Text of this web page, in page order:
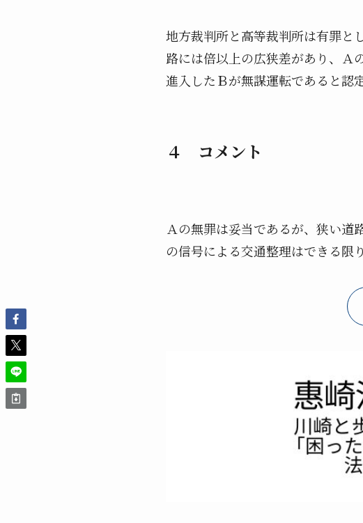
地方裁判所と高等裁判所は有罪と
路には倍以上の広狭差があり、Ａ
進入したＢが無謀運転であると認
４ コメント
Ａの無罪は妥当であるが、狭い道
の信号による交通整理はできる限